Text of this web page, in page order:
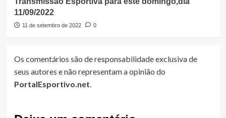
11/09/2022
11 de setembro de 2022 0
Os comentários são de responsabilidade exclusiva de
seus autores e não representam a opinião do
PortalEsportivo.net.